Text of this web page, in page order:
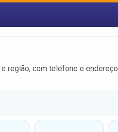
e região, com telefone e